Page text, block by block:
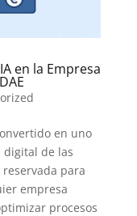
en la Empresa
en uno
de las
para
empresa
procesos